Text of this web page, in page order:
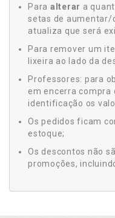
Para alterar a
setas de aumentar/
atualiza que será
Para remover um
lixeira ao lado da
Professores: para
em encerra compra
identificação os
Os pedidos ficam
estoque;
Os descontos não
promoções,